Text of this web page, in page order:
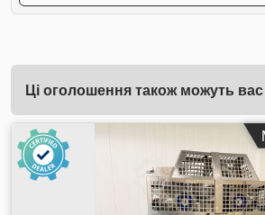
Ці оголошення також можуть вас